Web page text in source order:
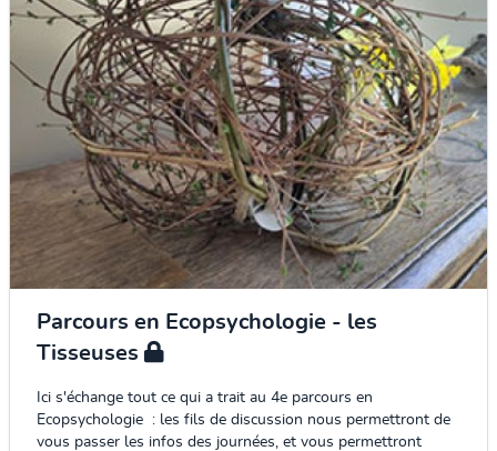
Parcours en Ecopsychologie - les
Tisseuses
Ici s'échange tout ce qui a trait au 4e parcours en
Ecopsychologie : les fils de discussion nous permettront de
vous passer les infos des journées, et vous permettront